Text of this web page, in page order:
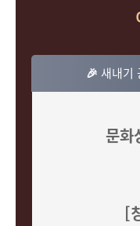
🎉 새내기
문화
[